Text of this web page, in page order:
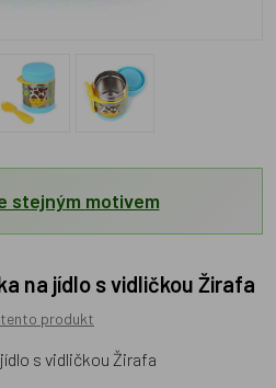
stejným motivem
na jídlo s vidličkou Žirafa
produkt
s vidličkou Žirafa